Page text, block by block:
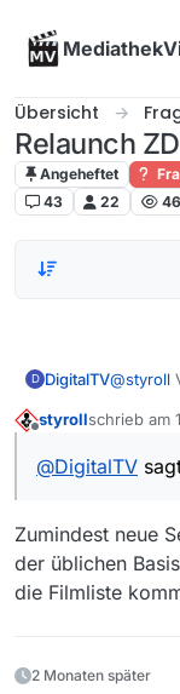
Übersicht
Relaunch
Angeheftet
43
22
D DigitalTV@styroll
styrollschrieb am
zuletzt
@DigitalTV
Zumindest neue
der üblichen
die Filmliste
2 Monaten später